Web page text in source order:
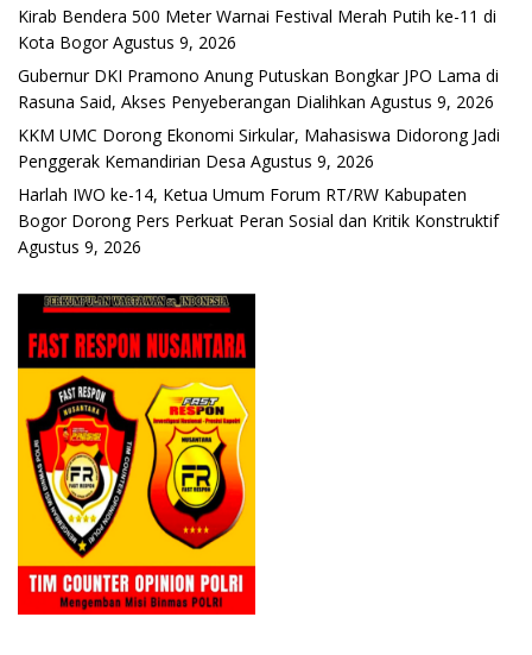
Kirab Bendera 500 Meter Warnai Festival Merah Putih ke-11 di
Kota Bogor Agustus 9, 2026
Gubernur DKI Pramono Anung Putuskan Bongkar JPO Lama di
Rasuna Said, Akses Penyeberangan Dialihkan Agustus 9, 2026
KKM UMC Dorong Ekonomi Sirkular, Mahasiswa Didorong Jadi
Penggerak Kemandirian Desa Agustus 9, 2026
Harlah IWO ke-14, Ketua Umum Forum RT/RW Kabupaten
Bogor Dorong Pers Perkuat Peran Sosial dan Kritik Konstruktif
Agustus 9, 2026